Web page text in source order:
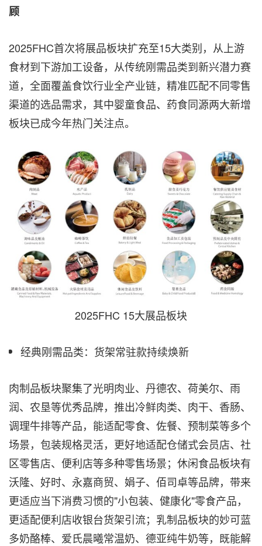
顾
2025FHC首次将展品板块扩充至15大类别，从上游
食材到下游加工设备，从传统刚需品类到新兴潜力赛
道，全面覆盖食饮行业全产业链，精准匹配不同零售
渠道的选品需求，其中婴童食品、药食同源两大新增
板块已成今年热门关注点。
2025FHC 15大展品板块
经典刚需品类：货架常驻款持续焕新
肉制品板块聚集了光明肉业、丹德农、荷美尔、雨
润、农垦等优秀品牌，推出冷鲜肉类、肉干、香肠、
调理牛排等产品，能适配零食、佐餐、预制菜等多个
场景，包装规格灵活，更好地适配仓储式会员店、社
区零售店、便利店等多种零售场景；休闲食品板块有
沃隆、好时、永嘉商贸、娟子、佰司卓等品牌，带来
更适应当下消费习惯的"小包装、健康化"零食产品，
更适配便利店收银台货架引流；乳制品板块的妙可蓝
多奶酪棒、爱氏晨曦常温奶、德亚纯牛奶等，既能解